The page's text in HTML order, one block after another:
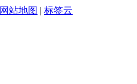
网站地图 | 标签云